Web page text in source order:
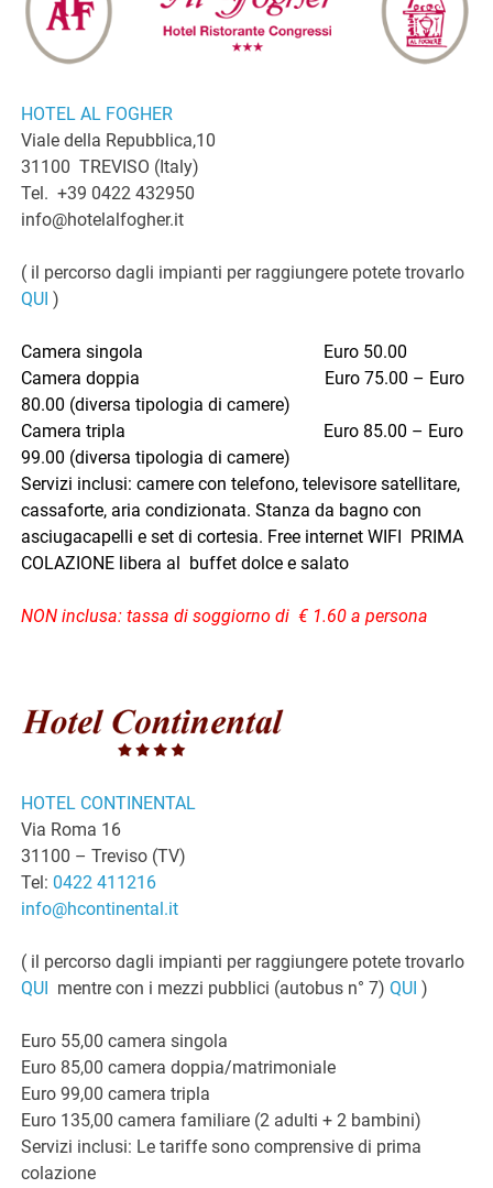
HOTEL AL FOGHER
Viale della Repubblica,10
31100 TREVISO (Italy)
Tel. +39 0422 432950
info@hotelalfogher.it
( il percorso dagli impianti per raggiungere potete trovarlo
QUI )
Camera singola Euro 50.00
Camera doppia Euro 75.00 – Euro
80.00 (diversa tipologia di camere)
Camera tripla Euro 85.00 – Euro
99.00 (diversa tipologia di camere)
Servizi inclusi: camere con telefono, televisore satellitare,
cassaforte, aria condizionata. Stanza da bagno con
asciugacapelli e set di cortesia. Free internet WIFI PRIMA
COLAZIONE libera al buffet dolce e salato
NON inclusa: tassa di soggiorno di € 1.60 a persona
HOTEL CONTINENTAL
Via Roma 16
31100 – Treviso (TV)
Tel: 0422 411216
info@hcontinental.it
( il percorso dagli impianti per raggiungere potete trovarlo
QUI mentre con i mezzi pubblici (autobus n° 7)QUI )
Euro 55,00 camera singola
Euro 85,00 camera doppia/matrimoniale
Euro 99,00 camera tripla
Euro 135,00 camera familiare (2 adulti + 2 bambini)
Servizi inclusi: Le tariffe sono comprensive di prima
colazione